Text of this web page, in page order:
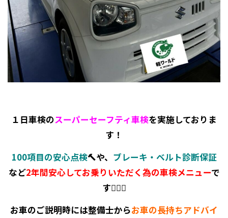
１日車検のスーパーセーフティ車検を実施しておりま
す！
100項目の安心点検🔨や、 ブレーキ・ベルト診断保証
など2年間安心してお乗りいただく為の車検メニューで
す💁‍♀️✨
お車のご説明時には整備士からお車の長持ちアドバイ